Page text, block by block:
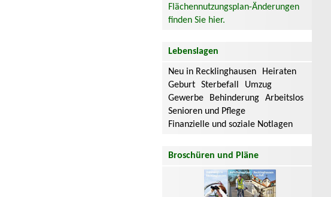
Flächennutzungsplan-Änderungen
finden Sie hier.
Lebenslagen
Neu in Recklinghausen
Heiraten
Geburt
Sterbefall
Umzug
Gewerbe
Behinderung
Arbeitslos
Senioren und Pflege
Finanzielle und soziale Notlagen
Broschüren und Pläne